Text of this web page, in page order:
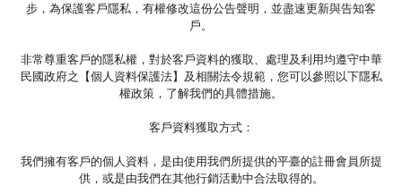
步，為保護客戶隱私，有權修改這份公告聲明，並盡速更新與告知客
戶。
非常尊重客戶的隱私權，對於客戶資料的獲取、處理及利用均遵守中華
民國政府之【個人資料保護法】及相關法令規範，您可以參照以下隱私
權政策，了解我們的具體措施。
客戶資料獲取方式：
我們擁有客戶的個人資料，是由使用我們所提供的平臺的註冊會員所提
供，或是由我們在其他行銷活動中合法取得的。